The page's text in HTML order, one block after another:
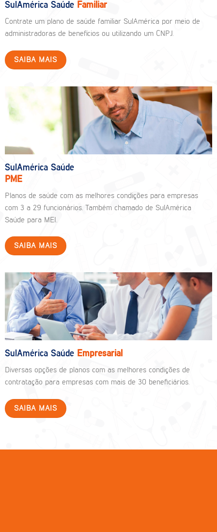
SulAmérica Saúde Familiar
Contrate um plano de saúde familiar SulAmérica por meio de
administradoras de benefícios ou utilizando um CNPJ.
SAIBA MAIS
SulAmérica Saúde
PME
Planos de saúde com as melhores condições para empresas
com 3 a 29 funcionários. Também chamado de SulAmérica
Saúde para MEI.
SAIBA MAIS
SulAmérica Saúde Empresarial
Diversas opções de planos com as melhores condições de
contratação para empresas com mais de 30 beneficiários.
SAIBA MAIS